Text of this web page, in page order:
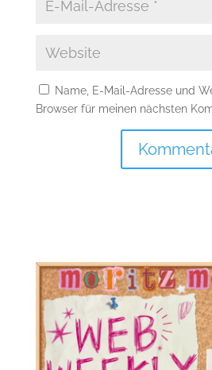
Name, E-Mail-Adresse und
Browser für meinen nächsten